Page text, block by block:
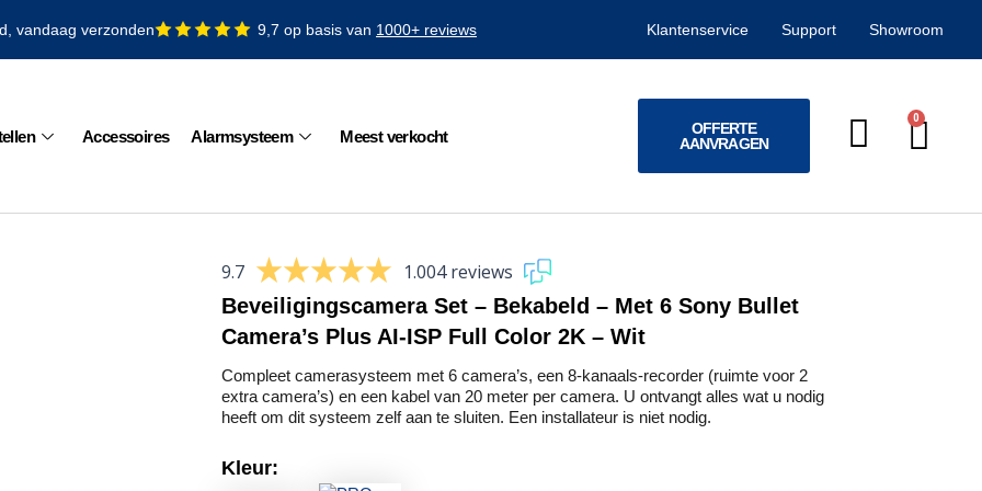
vandaag verzonden 9,7 op basis van 1000+ reviews Klantenservice Support Showroom
Accessoires Alarmsysteem Meest verkocht
OFFERTE
AANVRAGEN
0
9.7
1.004 reviews
Beveiligingscamera Set – Bekabeld – Met 6 Sony Bullet
Camera’s Plus AI-ISP Full Color 2K – Wit
Compleet camerasysteem met 6 camera’s, een 8-kanaals-recorder (ruimte voor 2
extra camera’s) en een kabel van 20 meter per camera. U ontvangt alles wat u nodig
heeft om dit systeem zelf aan te sluiten. Een installateur is niet nodig.
Kleur: